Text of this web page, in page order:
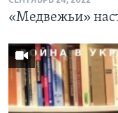
«Медвежьи»